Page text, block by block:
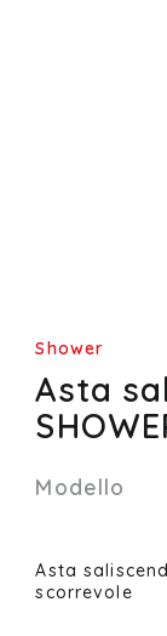
Shower
Asta
Modello
Asta
scorrevole